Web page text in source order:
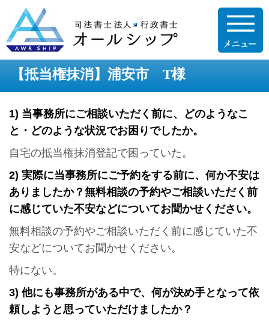
【抵当権抹消】浦安市 T様
1) 当事務所にご相談いただく前に、どのようなこ
と・どのような状況でお困りでしたか。
自宅の抵当権抹消登記で困っていた。
2) 実際に当事務所にご予約をする前に、何か不安は
ありましたか？ 無料相談の予約やご相談いただく前
に感じていた不安などについてお聞かせください。
無料相談の予約やご相談いただく前に感じていた不
安などについてお聞かせください。
特にない。
3) 他にも事務所がある中で、何が決め手となって依
頼しようと思っていただけましたか？